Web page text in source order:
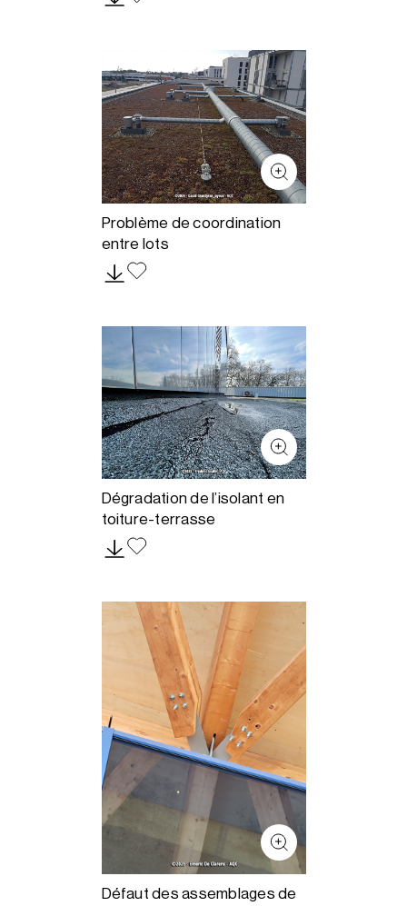
Problème de coordination
entre lots
Dégradation de l’isolant en
toiture-terrasse
Défaut des assemblages de